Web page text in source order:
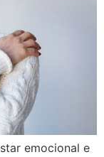
emocional e